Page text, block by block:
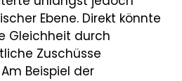
Ebene. Direkt könnte
Gleichheit durch
Zuschüsse
Beispiel der